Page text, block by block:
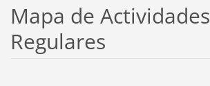
Mapa de Actividades
Regulares